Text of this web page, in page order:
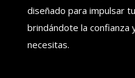
diseñado para impulsar
brindándote la confianza
necesitas.